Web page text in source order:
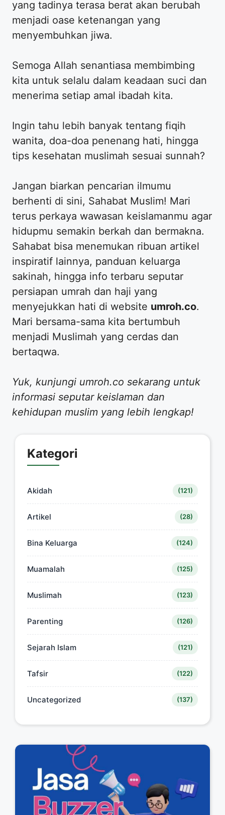
yang tadinya terasa berat akan berubah
menjadi oase ketenangan yang
menyembuhkan jiwa.
​Semoga Allah senantiasa membimbing
kita untuk selalu dalam keadaan suci dan
menerima setiap amal ibadah kita.
​Ingin tahu lebih banyak tentang fiqih
wanita, doa-doa penenang hati, hingga
tips kesehatan muslimah sesuai sunnah?
​Jangan biarkan pencarian ilmumu
berhenti di sini, Sahabat Muslim! Mari
terus perkaya wawasan keislamanmu agar
hidupmu semakin berkah dan bermakna.
Sahabat bisa menemukan ribuan artikel
inspiratif lainnya, panduan keluarga
sakinah, hingga info terbaru seputar
persiapan umrah dan haji yang
menyejukkan hati di website umroh.co.
Mari bersama-sama kita bertumbuh
menjadi Muslimah yang cerdas dan
bertaqwa.
Yuk, kunjungi umroh.co sekarang untuk
informasi seputar keislaman dan
kehidupan muslim yang lebih lengkap!
Kategori
Akidah (121)
Artikel (28)
Bina Keluarga (124)
Muamalah (125)
Muslimah (123)
Parenting (126)
Sejarah Islam (121)
Tafsir (122)
Uncategorized (137)